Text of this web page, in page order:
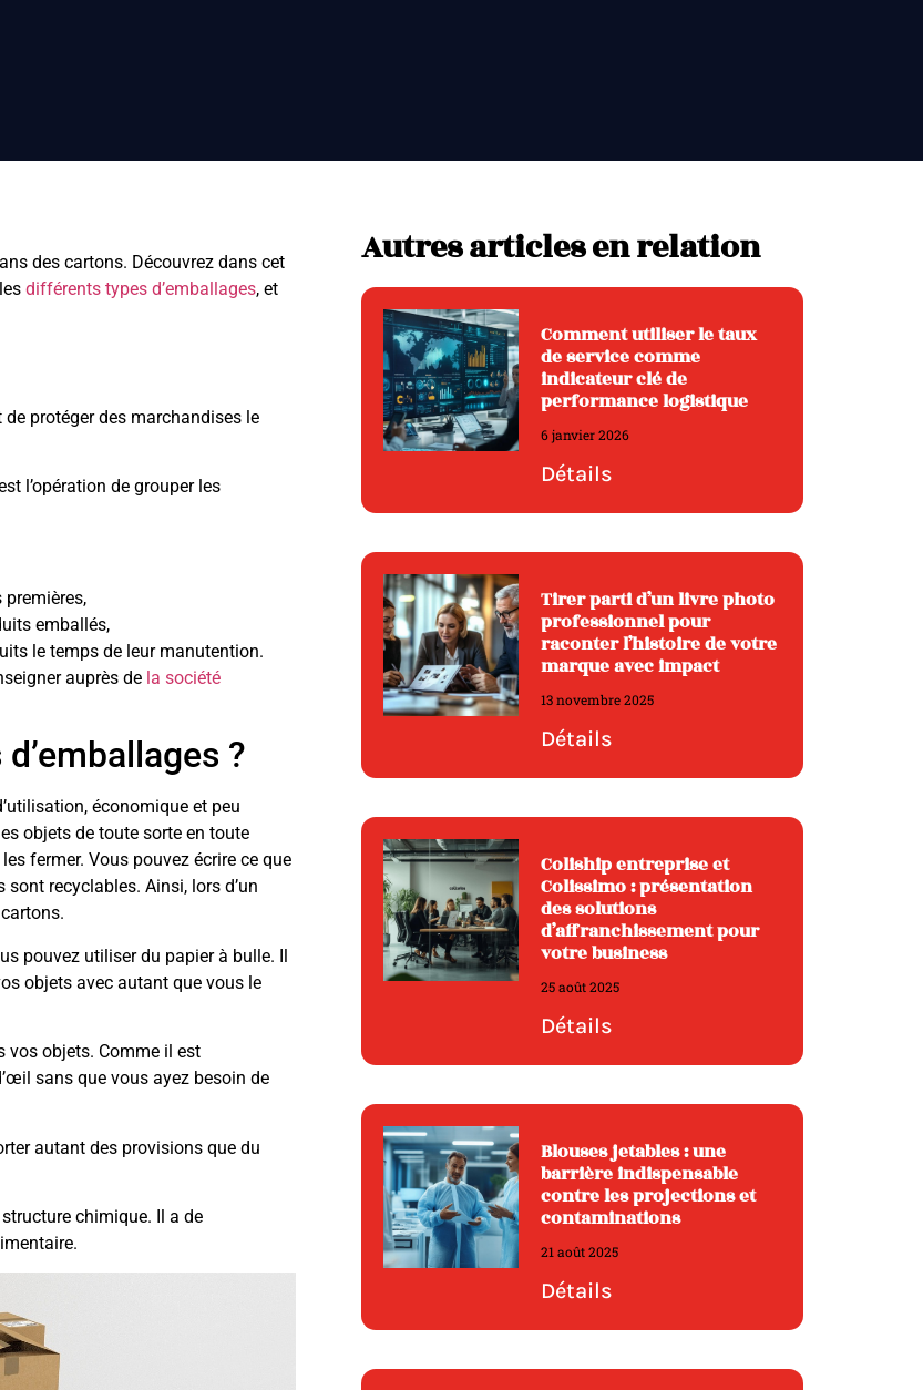
des cartons. Découvrez dans cet
différents types d’emballages, et
protéger des marchandises le
l’opération de grouper les
premières,
emballés,
le temps de leur manutention.
auprès de la société
?
économique et peu
objets de toute sorte en toute
fermer. Vous pouvez écrire ce que
recyclables. Ainsi, lors d’un
pouvez utiliser du papier à bulle. Il
objets avec autant que vous le
vos objets. Comme il est
sans que vous ayez besoin de
autant des provisions que du
chimique. Il a de
Autres articles en relation
Comment utiliser le taux
de service comme
indicateur clé de
performance logistique
6 janvier 2026
Détails
Tirer parti d’un livre photo
professionnel pour
raconter l’histoire de votre
marque avec impact
13 novembre 2025
Détails
Coliship entreprise et
Colissimo : présentation
des solutions
d’affranchissement pour
votre business
25 août 2025
Détails
Blouses jetables : une
barrière indispensable
contre les projections et
contaminations
21 août 2025
Détails